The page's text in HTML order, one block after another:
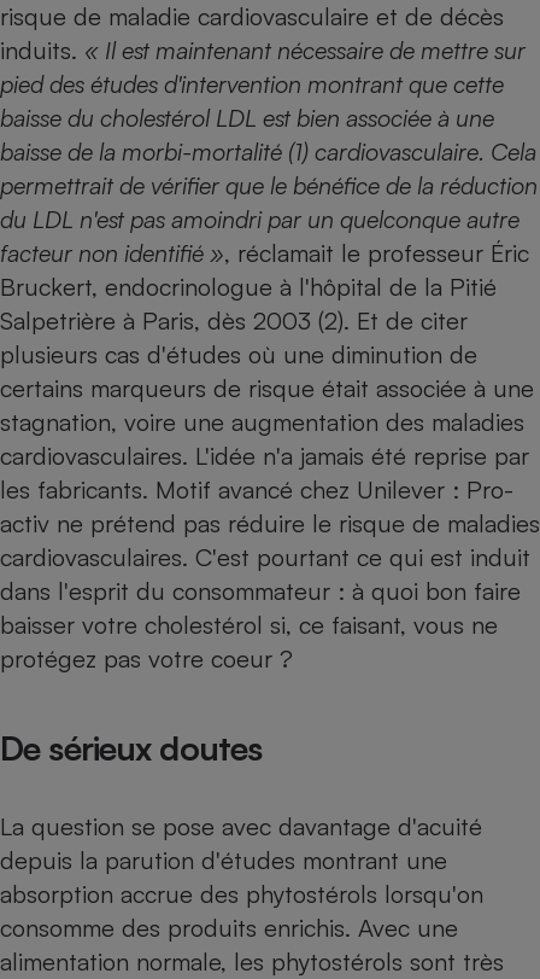
risque de maladie cardiovasculaire et de décès
induits. « Il est maintenant nécessaire de mettre sur
pied des études d'intervention montrant que cette
baisse du cholestérol LDL est bien associée à une
baisse de la morbi-mortalité (1) cardiovasculaire. Cela
permettrait de vérifier que le bénéfice de la réduction
du LDL n'est pas amoindri par un quelconque autre
facteur non identifié », réclamait le professeur Éric
Bruckert, endocrinologue à l'hôpital de la Pitié
Salpetrière à Paris, dès 2003 (2). Et de ­citer
plusieurs cas d'études où une ­diminution de
certains marqueurs de risque était associée à une
stagnation, voire une augmentation des maladies
cardiovasculaires. L'idée n'a jamais été reprise par
les fabricants. Motif avancé chez Unilever : Pro-
activ ne prétend pas réduire le risque de maladies
cardiovasculaires. C'est pourtant ce qui est induit
dans l'esprit du consommateur : à quoi bon faire
baisser votre cholestérol si, ce faisant, vous ne
protégez pas votre coeur ?
De sérieux doutes
La question se pose avec davantage d'acuité
depuis la parution d'études montrant une
absorption accrue des phytostérols lorsqu'on
consomme des produits enrichis. Avec une
alimentation normale, les phytostérols sont très
Climatiseur -
Ventilateur
Cafetière à expressos
Antivirus
Climatiseur -
Ventilateur